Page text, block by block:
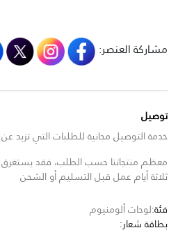
مشاركة العنصر:
توصيل
خدمة التوصيل مجانية للطلبات التي تزيد عن 15 دينار
معظم منتجاتنا حسب الطلب، فقد يستغرق
ثلاثة أيام عمل قبل التسليم أو الشحن
فئة:لوحات ألومنيوم
بطاقة شعار: